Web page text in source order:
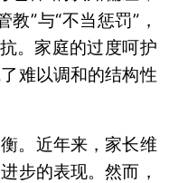
”与“不当惩罚”，
。家庭的过度呵护
难以调和的结构性
。近年来，家长维
步的表现。然而，